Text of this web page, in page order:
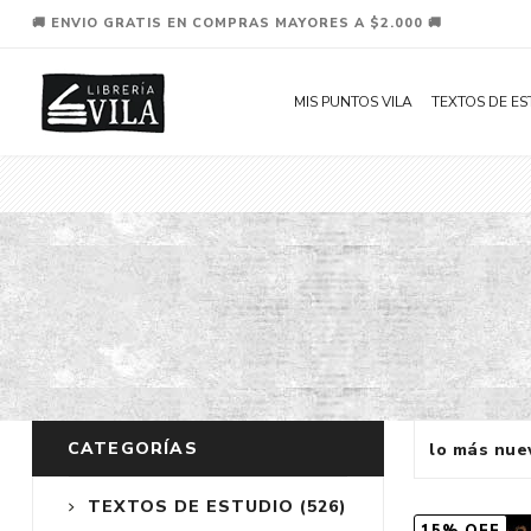
🚚 ENVIO GRATIS EN COMPRAS MAYORES A $2.000 🚚
MIS PUNTOS VILA TEXTOS DE
CATEGORÍAS
(526)
TEXTOS DE ESTUDIO